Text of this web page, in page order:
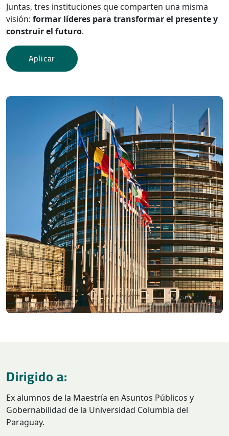
Juntas, tres instituciones que comparten una misma
visión: formar líderes para transformar el presente y
construir el futuro.
Aplicar
Dirigido a:
Ex alumnos de la Maestría en Asuntos Públicos y
Gobernabilidad de la Universidad Columbia del
Paraguay.